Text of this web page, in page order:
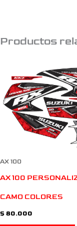
Productos
AX 100
AX 100
CAMO COLORES
$ 80.000